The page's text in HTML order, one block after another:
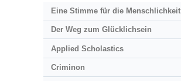
Eine Stimme für die Menschlichkeit
Der Weg zum Glücklichsein
Applied Scholastics
Criminon